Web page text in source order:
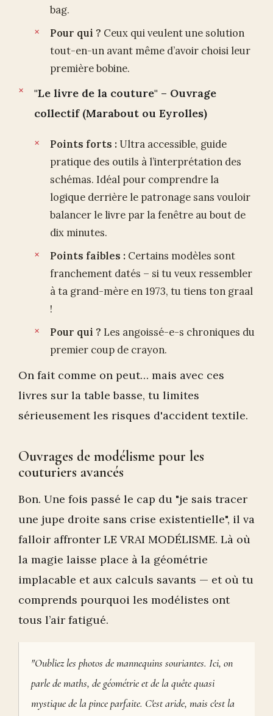
bag.
Pour qui ? Ceux qui veulent une solution
tout-en-un avant même d’avoir choisi leur
première bobine.
"Le livre de la couture" – Ouvrage
collectif (Marabout ou Eyrolles)
Points forts : Ultra accessible, guide
pratique des outils à l’interprétation des
schémas. Idéal pour comprendre la
logique derrière le patronage sans vouloir
balancer le livre par la fenêtre au bout de
dix minutes.
Points faibles : Certains modèles sont
franchement datés – si tu veux ressembler
à ta grand-mère en 1973, tu tiens ton graal
!
Pour qui ? Les angoissé-e-s chroniques du
premier coup de crayon.
On fait comme on peut… mais avec ces
livres sur la table basse, tu limites
sérieusement les risques d'accident textile.
Ouvrages de modélisme pour les
couturiers avancés
Bon. Une fois passé le cap du "je sais tracer
une jupe droite sans crise existentielle", il va
falloir affronter LE VRAI MODÉLISME. Là où
la magie laisse place à la géométrie
implacable et aux calculs savants — et où tu
comprends pourquoi les modélistes ont
tous l’air fatigué.
"Oubliez les photos de mannequins souriantes. Ici, on
parle de maths, de géométrie et de la quête quasi
mystique de la pince parfaite. C'est aride, mais c'est la